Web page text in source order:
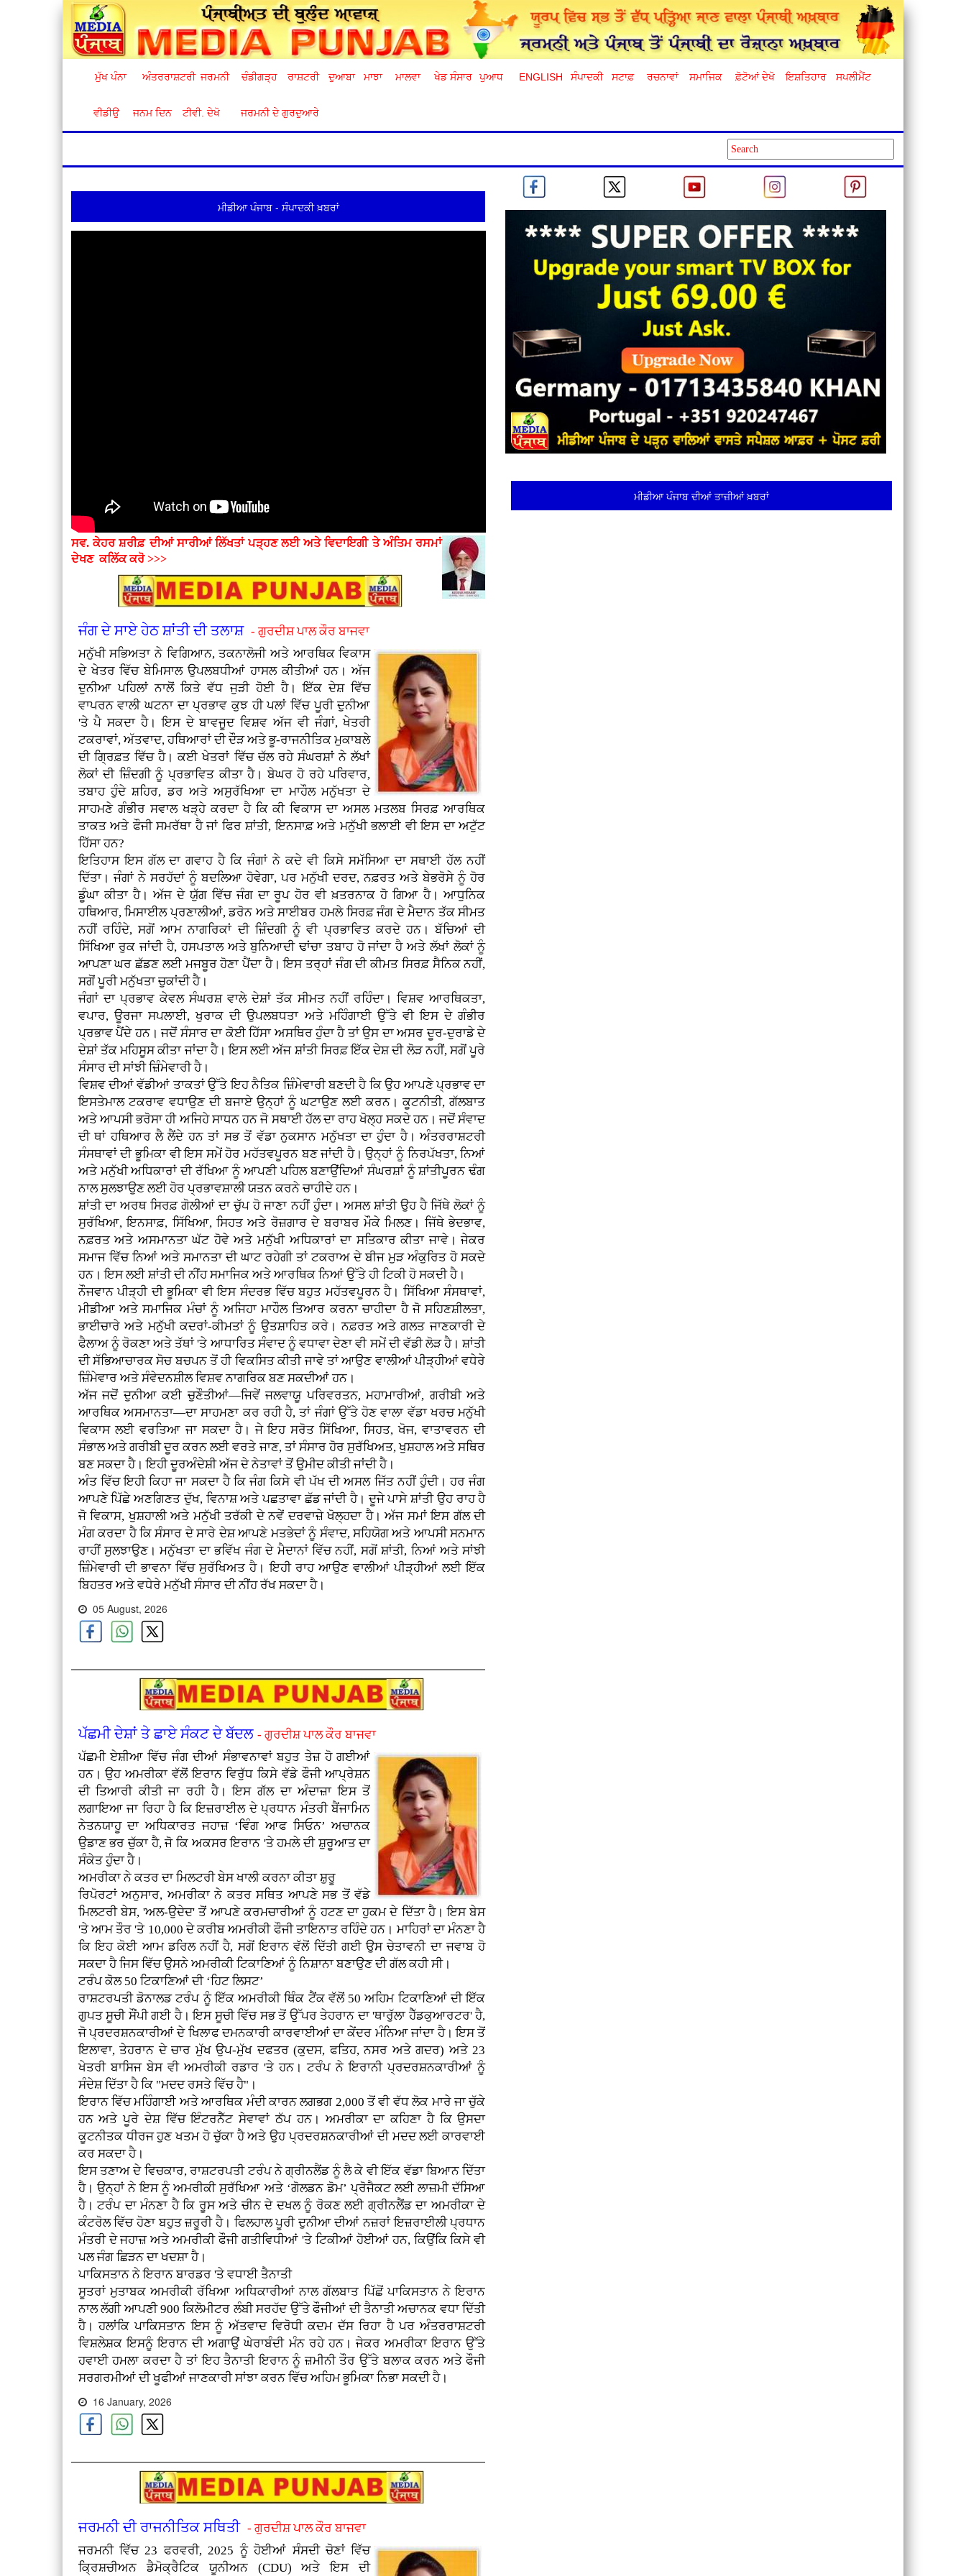
ਮੁੱਖ ਪੰਨਾ ਅੰਤਰਰਾਸ਼ਟਰੀ ਜਰਮਨੀ ਚੰਡੀਗੜ੍ਹ ਰਾਸ਼ਟਰੀ ਦੁਆਬਾ ਮਾਝਾ ਮਾਲਵਾ ਖੇਡ ਸੰਸਾਰ ਪੁਆਧ ENGLISH ਸੰਪਾਦਕੀ ਸਟਾਫ਼ ਰਚਨਾਵਾਂ ਸਮਾਜਿਕ ਫ਼ੋਟੋਆਂ ਦੇਖੋ ਇਸ਼ਤਿਹਾਰ ਸਪਲੀਮੈਂਟ
ਵੀਡੀਉ ਜਨਮ ਦਿਨ ਟੀਵੀ. ਦੇਖੋ ਜਰਮਨੀ ਦੇ ਗੁਰਦੁਆਰੇ
ਮੀਡੀਆ ਪੰਜਾਬ - ਸੰਪਾਦਕੀ ਖ਼ਬਰਾਂ
ਸਵ. ਕੇਹਰ ਸ਼ਰੀਫ਼ ਦੀਆਂ ਸਾਰੀਆਂ ਲਿੱਖਤਾਂ ਪੜ੍ਹਣ ਲਈ ਅਤੇਵਿਦਾਇਗੀ ਤੇ ਅੰਤਿਮ ਰਸਮਾਂ
ਦੇਖਣ ਕਲਿੱਕ ਕਰੋ >>>
ਜੰਗ ਦੇ ਸਾਏ ਹੇਠ ਸ਼ਾਂਤੀ ਦੀ ਤਲਾਸ਼ - ਗੁਰਦੀਸ਼ ਪਾਲ ਕੌਰ ਬਾਜਵਾ
ਮਨੁੱਖੀ ਸਭਿਅਤਾ ਨੇ ਵਿਗਿਆਨ, ਤਕਨਾਲੋਜੀ ਅਤੇ ਆਰਥਿਕ ਵਿਕਾਸ
ਦੇ ਖੇਤਰ ਵਿੱਚ ਬੇਮਿਸਾਲ ਉਪਲਬਧੀਆਂ ਹਾਸਲ ਕੀਤੀਆਂ ਹਨ। ਅੱਜ
ਦੁਨੀਆ ਪਹਿਲਾਂ ਨਾਲੋਂ ਕਿਤੇ ਵੱਧ ਜੁੜੀ ਹੋਈ ਹੈ। ਇੱਕ ਦੇਸ਼ ਵਿੱਚ
ਵਾਪਰਨ ਵਾਲੀ ਘਟਨਾ ਦਾ ਪ੍ਰਭਾਵ ਕੁਝ ਹੀ ਪਲਾਂ ਵਿੱਚ ਪੂਰੀ ਦੁਨੀਆ
'ਤੇ ਪੈ ਸਕਦਾ ਹੈ। ਇਸ ਦੇ ਬਾਵਜੂਦ ਵਿਸ਼ਵ ਅੱਜ ਵੀ ਜੰਗਾਂ, ਖੇਤਰੀ
ਟਕਰਾਵਾਂ, ਅੱਤਵਾਦ, ਹਥਿਆਰਾਂ ਦੀ ਦੌੜ ਅਤੇ ਭੂ-ਰਾਜਨੀਤਿਕ ਮੁਕਾਬਲੇ
ਦੀ ਗ੍ਰਿਫ਼ਤ ਵਿੱਚ ਹੈ। ਕਈ ਖੇਤਰਾਂ ਵਿੱਚ ਚੱਲ ਰਹੇ ਸੰਘਰਸ਼ਾਂ ਨੇ ਲੱਖਾਂ
ਲੋਕਾਂ ਦੀ ਜ਼ਿੰਦਗੀ ਨੂੰ ਪ੍ਰਭਾਵਿਤ ਕੀਤਾ ਹੈ। ਬੇਘਰ ਹੋ ਰਹੇ ਪਰਿਵਾਰ,
ਤਬਾਹ ਹੁੰਦੇ ਸ਼ਹਿਰ, ਡਰ ਅਤੇ ਅਸੁਰੱਖਿਆ ਦਾ ਮਾਹੌਲ ਮਨੁੱਖਤਾ ਦੇ
ਸਾਹਮਣੇ ਗੰਭੀਰ ਸਵਾਲ ਖੜ੍ਹੇ ਕਰਦਾ ਹੈ ਕਿ ਕੀ ਵਿਕਾਸ ਦਾ ਅਸਲ ਮਤਲਬ ਸਿਰਫ਼ ਆਰਥਿਕ
ਤਾਕਤ ਅਤੇ ਫੌਜੀ ਸਮਰੱਥਾ ਹੈ ਜਾਂ ਫਿਰ ਸ਼ਾਂਤੀ, ਇਨਸਾਫ਼ ਅਤੇ ਮਨੁੱਖੀ ਭਲਾਈ ਵੀ ਇਸ ਦਾ ਅਟੁੱਟ
ਹਿੱਸਾ ਹਨ?
ਇਤਿਹਾਸ ਇਸ ਗੱਲ ਦਾ ਗਵਾਹ ਹੈ ਕਿ ਜੰਗਾਂ ਨੇ ਕਦੇ ਵੀ ਕਿਸੇ ਸਮੱਸਿਆ ਦਾ ਸਥਾਈ ਹੱਲ ਨਹੀਂ
ਦਿੱਤਾ। ਜੰਗਾਂ ਨੇ ਸਰਹੱਦਾਂ ਨੂੰ ਬਦਲਿਆ ਹੋਵੇਗਾ, ਪਰ ਮਨੁੱਖੀ ਦਰਦ, ਨਫ਼ਰਤ ਅਤੇ ਬੇਭਰੋਸੇ ਨੂੰ ਹੋਰ
ਡੂੰਘਾ ਕੀਤਾ ਹੈ। ਅੱਜ ਦੇ ਯੁੱਗ ਵਿੱਚ ਜੰਗ ਦਾ ਰੂਪ ਹੋਰ ਵੀ ਖ਼ਤਰਨਾਕ ਹੋ ਗਿਆ ਹੈ। ਆਧੁਨਿਕ
ਹਥਿਆਰ, ਮਿਸਾਈਲ ਪ੍ਰਣਾਲੀਆਂ, ਡਰੋਨ ਅਤੇ ਸਾਈਬਰ ਹਮਲੇ ਸਿਰਫ਼ ਜੰਗ ਦੇ ਮੈਦਾਨ ਤੱਕ ਸੀਮਤ
ਨਹੀਂ ਰਹਿੰਦੇ, ਸਗੋਂ ਆਮ ਨਾਗਰਿਕਾਂ ਦੀ ਜ਼ਿੰਦਗੀ ਨੂੰ ਵੀ ਪ੍ਰਭਾਵਿਤ ਕਰਦੇ ਹਨ। ਬੱਚਿਆਂ ਦੀ
ਸਿੱਖਿਆ ਰੁਕ ਜਾਂਦੀ ਹੈ, ਹਸਪਤਾਲ ਅਤੇ ਬੁਨਿਆਦੀ ਢਾਂਚਾ ਤਬਾਹ ਹੋ ਜਾਂਦਾ ਹੈ ਅਤੇ ਲੱਖਾਂ ਲੋਕਾਂ ਨੂੰ
ਆਪਣਾ ਘਰ ਛੱਡਣ ਲਈ ਮਜਬੂਰ ਹੋਣਾ ਪੈਂਦਾ ਹੈ। ਇਸ ਤਰ੍ਹਾਂ ਜੰਗ ਦੀ ਕੀਮਤ ਸਿਰਫ਼ ਸੈਨਿਕ ਨਹੀਂ,
ਸਗੋਂ ਪੂਰੀ ਮਨੁੱਖਤਾ ਚੁਕਾਂਦੀ ਹੈ।
ਜੰਗਾਂ ਦਾ ਪ੍ਰਭਾਵ ਕੇਵਲ ਸੰਘਰਸ਼ ਵਾਲੇ ਦੇਸ਼ਾਂ ਤੱਕ ਸੀਮਤ ਨਹੀਂ ਰਹਿੰਦਾ। ਵਿਸ਼ਵ ਆਰਥਿਕਤਾ,
ਵਪਾਰ, ਊਰਜਾ ਸਪਲਾਈ, ਖੁਰਾਕ ਦੀ ਉਪਲਬਧਤਾ ਅਤੇ ਮਹਿੰਗਾਈ ਉੱਤੇ ਵੀ ਇਸ ਦੇ ਗੰਭੀਰ
ਪ੍ਰਭਾਵ ਪੈਂਦੇ ਹਨ। ਜਦੋਂ ਸੰਸਾਰ ਦਾ ਕੋਈ ਹਿੱਸਾ ਅਸਥਿਰ ਹੁੰਦਾ ਹੈ ਤਾਂ ਉਸ ਦਾ ਅਸਰ ਦੂਰ-ਦੁਰਾਡੇ ਦੇ
ਦੇਸ਼ਾਂ ਤੱਕ ਮਹਿਸੂਸ ਕੀਤਾ ਜਾਂਦਾ ਹੈ। ਇਸ ਲਈ ਅੱਜ ਸ਼ਾਂਤੀ ਸਿਰਫ਼ ਇੱਕ ਦੇਸ਼ ਦੀ ਲੋੜ ਨਹੀਂ, ਸਗੋਂ ਪੂਰੇ
ਸੰਸਾਰ ਦੀ ਸਾਂਝੀ ਜ਼ਿੰਮੇਵਾਰੀ ਹੈ।
ਵਿਸ਼ਵ ਦੀਆਂ ਵੱਡੀਆਂ ਤਾਕਤਾਂ ਉੱਤੇ ਇਹ ਨੈਤਿਕ ਜ਼ਿੰਮੇਵਾਰੀ ਬਣਦੀ ਹੈ ਕਿ ਉਹ ਆਪਣੇ ਪ੍ਰਭਾਵ ਦਾ
ਇਸਤੇਮਾਲ ਟਕਰਾਵ ਵਧਾਉਣ ਦੀ ਬਜਾਏ ਉਨ੍ਹਾਂ ਨੂੰ ਘਟਾਉਣ ਲਈ ਕਰਨ। ਕੂਟਨੀਤੀ, ਗੱਲਬਾਤ
ਅਤੇ ਆਪਸੀ ਭਰੋਸਾ ਹੀ ਅਜਿਹੇ ਸਾਧਨ ਹਨ ਜੋ ਸਥਾਈ ਹੱਲ ਦਾ ਰਾਹ ਖੋਲ੍ਹ ਸਕਦੇ ਹਨ। ਜਦੋਂ ਸੰਵਾਦ
ਦੀ ਥਾਂ ਹਥਿਆਰ ਲੈ ਲੈਂਦੇ ਹਨ ਤਾਂ ਸਭ ਤੋਂ ਵੱਡਾ ਨੁਕਸਾਨ ਮਨੁੱਖਤਾ ਦਾ ਹੁੰਦਾ ਹੈ। ਅੰਤਰਰਾਸ਼ਟਰੀ
ਸੰਸਥਾਵਾਂ ਦੀ ਭੂਮਿਕਾ ਵੀ ਇਸ ਸਮੇਂ ਹੋਰ ਮਹੱਤਵਪੂਰਨ ਬਣ ਜਾਂਦੀ ਹੈ। ਉਨ੍ਹਾਂ ਨੂੰ ਨਿਰਪੱਖਤਾ, ਨਿਆਂ
ਅਤੇ ਮਨੁੱਖੀ ਅਧਿਕਾਰਾਂ ਦੀ ਰੱਖਿਆ ਨੂੰ ਆਪਣੀ ਪਹਿਲ ਬਣਾਉਂਦਿਆਂ ਸੰਘਰਸ਼ਾਂ ਨੂੰ ਸ਼ਾਂਤੀਪੂਰਨ ਢੰਗ
ਨਾਲ ਸੁਲਝਾਉਣ ਲਈ ਹੋਰ ਪ੍ਰਭਾਵਸ਼ਾਲੀ ਯਤਨ ਕਰਨੇ ਚਾਹੀਦੇ ਹਨ।
ਸ਼ਾਂਤੀ ਦਾ ਅਰਥ ਸਿਰਫ਼ ਗੋਲੀਆਂ ਦਾ ਚੁੱਪ ਹੋ ਜਾਣਾ ਨਹੀਂ ਹੁੰਦਾ। ਅਸਲ ਸ਼ਾਂਤੀ ਉਹ ਹੈ ਜਿੱਥੇ ਲੋਕਾਂ ਨੂੰ
ਸੁਰੱਖਿਆ, ਇਨਸਾਫ਼, ਸਿੱਖਿਆ, ਸਿਹਤ ਅਤੇ ਰੋਜ਼ਗਾਰ ਦੇ ਬਰਾਬਰ ਮੌਕੇ ਮਿਲਣ। ਜਿੱਥੇ ਭੇਦਭਾਵ,
ਨਫ਼ਰਤ ਅਤੇ ਅਸਮਾਨਤਾ ਘੱਟ ਹੋਵੇ ਅਤੇ ਮਨੁੱਖੀ ਅਧਿਕਾਰਾਂ ਦਾ ਸਤਿਕਾਰ ਕੀਤਾ ਜਾਵੇ। ਜੇਕਰ
ਸਮਾਜ ਵਿੱਚ ਨਿਆਂ ਅਤੇ ਸਮਾਨਤਾ ਦੀ ਘਾਟ ਰਹੇਗੀ ਤਾਂ ਟਕਰਾਅ ਦੇ ਬੀਜ ਮੁੜ ਅੰਕੁਰਿਤ ਹੋ ਸਕਦੇ
ਹਨ। ਇਸ ਲਈ ਸ਼ਾਂਤੀ ਦੀ ਨੀਂਹ ਸਮਾਜਿਕ ਅਤੇ ਆਰਥਿਕ ਨਿਆਂ ਉੱਤੇ ਹੀ ਟਿਕੀ ਹੋ ਸਕਦੀ ਹੈ।
ਨੌਜਵਾਨ ਪੀੜ੍ਹੀ ਦੀ ਭੂਮਿਕਾ ਵੀ ਇਸ ਸੰਦਰਭ ਵਿੱਚ ਬਹੁਤ ਮਹੱਤਵਪੂਰਨ ਹੈ। ਸਿੱਖਿਆ ਸੰਸਥਾਵਾਂ,
ਮੀਡੀਆ ਅਤੇ ਸਮਾਜਿਕ ਮੰਚਾਂ ਨੂੰ ਅਜਿਹਾ ਮਾਹੌਲ ਤਿਆਰ ਕਰਨਾ ਚਾਹੀਦਾ ਹੈ ਜੋ ਸਹਿਣਸ਼ੀਲਤਾ,
ਭਾਈਚਾਰੇ ਅਤੇ ਮਨੁੱਖੀ ਕਦਰਾਂ-ਕੀਮਤਾਂ ਨੂੰ ਉਤਸ਼ਾਹਿਤ ਕਰੇ। ਨਫ਼ਰਤ ਅਤੇ ਗਲਤ ਜਾਣਕਾਰੀ ਦੇ
ਫੈਲਾਅ ਨੂੰ ਰੋਕਣਾ ਅਤੇ ਤੱਥਾਂ 'ਤੇ ਆਧਾਰਿਤ ਸੰਵਾਦ ਨੂੰ ਵਧਾਵਾ ਦੇਣਾ ਵੀ ਸਮੇਂ ਦੀ ਵੱਡੀ ਲੋੜ ਹੈ। ਸ਼ਾਂਤੀ
ਦੀ ਸੱਭਿਆਚਾਰਕ ਸੋਚ ਬਚਪਨ ਤੋਂ ਹੀ ਵਿਕਸਿਤ ਕੀਤੀ ਜਾਵੇ ਤਾਂ ਆਉਣ ਵਾਲੀਆਂ ਪੀੜ੍ਹੀਆਂ ਵਧੇਰੇ
ਜ਼ਿੰਮੇਵਾਰ ਅਤੇ ਸੰਵੇਦਨਸ਼ੀਲ ਵਿਸ਼ਵ ਨਾਗਰਿਕ ਬਣ ਸਕਦੀਆਂ ਹਨ।
ਅੱਜ ਜਦੋਂ ਦੁਨੀਆ ਕਈ ਚੁਣੌਤੀਆਂ—ਜਿਵੇਂ ਜਲਵਾਯੂ ਪਰਿਵਰਤਨ, ਮਹਾਮਾਰੀਆਂ, ਗਰੀਬੀ ਅਤੇ
ਆਰਥਿਕ ਅਸਮਾਨਤਾ—ਦਾ ਸਾਹਮਣਾ ਕਰ ਰਹੀ ਹੈ, ਤਾਂ ਜੰਗਾਂ ਉੱਤੇ ਹੋਣ ਵਾਲਾ ਵੱਡਾ ਖਰਚ ਮਨੁੱਖੀ
ਵਿਕਾਸ ਲਈ ਵਰਤਿਆ ਜਾ ਸਕਦਾ ਹੈ। ਜੇ ਇਹ ਸਰੋਤ ਸਿੱਖਿਆ, ਸਿਹਤ, ਖੋਜ, ਵਾਤਾਵਰਨ ਦੀ
ਸੰਭਾਲ ਅਤੇ ਗਰੀਬੀ ਦੂਰ ਕਰਨ ਲਈ ਵਰਤੇ ਜਾਣ, ਤਾਂ ਸੰਸਾਰ ਹੋਰ ਸੁਰੱਖਿਅਤ, ਖੁਸ਼ਹਾਲ ਅਤੇ ਸਥਿਰ
ਬਣ ਸਕਦਾ ਹੈ। ਇਹੀ ਦੂਰਅੰਦੇਸ਼ੀ ਅੱਜ ਦੇ ਨੇਤਾਵਾਂ ਤੋਂ ਉਮੀਦ ਕੀਤੀ ਜਾਂਦੀ ਹੈ।
ਅੰਤ ਵਿੱਚ ਇਹੀ ਕਿਹਾ ਜਾ ਸਕਦਾ ਹੈ ਕਿ ਜੰਗ ਕਿਸੇ ਵੀ ਪੱਖ ਦੀ ਅਸਲ ਜਿੱਤ ਨਹੀਂ ਹੁੰਦੀ। ਹਰ ਜੰਗ
ਆਪਣੇ ਪਿੱਛੇ ਅਣਗਿਣਤ ਦੁੱਖ, ਵਿਨਾਸ਼ ਅਤੇ ਪਛਤਾਵਾ ਛੱਡ ਜਾਂਦੀ ਹੈ। ਦੂਜੇ ਪਾਸੇ ਸ਼ਾਂਤੀ ਉਹ ਰਾਹ ਹੈ
ਜੋ ਵਿਕਾਸ, ਖੁਸ਼ਹਾਲੀ ਅਤੇ ਮਨੁੱਖੀ ਤਰੱਕੀ ਦੇ ਨਵੇਂ ਦਰਵਾਜ਼ੇ ਖੋਲ੍ਹਦਾ ਹੈ। ਅੱਜ ਸਮਾਂ ਇਸ ਗੱਲ ਦੀ
ਮੰਗ ਕਰਦਾ ਹੈ ਕਿ ਸੰਸਾਰ ਦੇ ਸਾਰੇ ਦੇਸ਼ ਆਪਣੇ ਮਤਭੇਦਾਂ ਨੂੰ ਸੰਵਾਦ, ਸਹਿਯੋਗ ਅਤੇ ਆਪਸੀ ਸਨਮਾਨ
ਰਾਹੀਂ ਸੁਲਝਾਉਣ। ਮਨੁੱਖਤਾ ਦਾ ਭਵਿੱਖ ਜੰਗ ਦੇ ਮੈਦਾਨਾਂ ਵਿੱਚ ਨਹੀਂ, ਸਗੋਂ ਸ਼ਾਂਤੀ, ਨਿਆਂ ਅਤੇ ਸਾਂਝੀ
ਜ਼ਿੰਮੇਵਾਰੀ ਦੀ ਭਾਵਨਾ ਵਿੱਚ ਸੁਰੱਖਿਅਤ ਹੈ। ਇਹੀ ਰਾਹ ਆਉਣ ਵਾਲੀਆਂ ਪੀੜ੍ਹੀਆਂ ਲਈ ਇੱਕ
ਬਿਹਤਰ ਅਤੇ ਵਧੇਰੇ ਮਨੁੱਖੀ ਸੰਸਾਰ ਦੀ ਨੀਂਹ ਰੱਖ ਸਕਦਾ ਹੈ।
05 August, 2026
ਪੱਛਮੀ ਦੇਸ਼ਾਂ ਤੇ ਛਾਏ ਸੰਕਟ ਦੇ ਬੱਦਲ - ਗੁਰਦੀਸ਼ ਪਾਲ ਕੌਰ ਬਾਜਵਾ
ਪੱਛਮੀ ਏਸ਼ੀਆ ਵਿੱਚ ਜੰਗ ਦੀਆਂ ਸੰਭਾਵਨਾਵਾਂ ਬਹੁਤ ਤੇਜ਼ ਹੋ ਗਈਆਂ
ਹਨ। ਉਹ ਅਮਰੀਕਾ ਵੱਲੋਂ ਇਰਾਨ ਵਿਰੁੱਧ ਕਿਸੇ ਵੱਡੇ ਫੌਜੀ ਆਪ੍ਰੇਸ਼ਨ
ਦੀ ਤਿਆਰੀ ਕੀਤੀ ਜਾ ਰਹੀ ਹੈ। ਇਸ ਗੱਲ ਦਾ ਅੰਦਾਜ਼ਾ ਇਸ ਤੋਂ
ਲਗਾਇਆ ਜਾ ਰਿਹਾ ਹੈ ਕਿ ਇਜ਼ਰਾਈਲ ਦੇ ਪ੍ਰਧਾਨ ਮੰਤਰੀ ਬੈਂਜਾਮਿਨ
ਨੇਤਨਯਾਹੂ ਦਾ ਅਧਿਕਾਰਤ ਜਹਾਜ਼ ‘ਵਿੰਗ ਆਫ ਸਿਓਨ’ ਅਚਾਨਕ
ਉਡਾਣ ਭਰ ਚੁੱਕਾ ਹੈ, ਜੋ ਕਿ ਅਕਸਰ ਇਰਾਨ 'ਤੇ ਹਮਲੇ ਦੀ ਸ਼ੁਰੂਆਤ ਦਾ
ਸੰਕੇਤ ਹੁੰਦਾ ਹੈ।
ਅਮਰੀਕਾ ਨੇ ਕਤਰ ਦਾ ਮਿਲਟਰੀ ਬੇਸ ਖਾਲੀ ਕਰਨਾ ਕੀਤਾ ਸ਼ੁਰੂ
ਰਿਪੋਰਟਾਂ ਅਨੁਸਾਰ, ਅਮਰੀਕਾ ਨੇ ਕਤਰ ਸਥਿਤ ਆਪਣੇ ਸਭ ਤੋਂ ਵੱਡੇ
ਮਿਲਟਰੀ ਬੇਸ, 'ਅਲ-ਉਦੇਦ' ਤੋਂ ਆਪਣੇ ਕਰਮਚਾਰੀਆਂ ਨੂੰ ਹਟਣ ਦਾ ਹੁਕਮ ਦੇ ਦਿੱਤਾ ਹੈ। ਇਸ ਬੇਸ
'ਤੇ ਆਮ ਤੌਰ 'ਤੇ 10,000 ਦੇ ਕਰੀਬ ਅਮਰੀਕੀ ਫੌਜੀ ਤਾਇਨਾਤ ਰਹਿੰਦੇ ਹਨ। ਮਾਹਿਰਾਂ ਦਾ ਮੰਨਣਾ ਹੈ
ਕਿ ਇਹ ਕੋਈ ਆਮ ਡਰਿਲ ਨਹੀਂ ਹੈ, ਸਗੋਂ ਇਰਾਨ ਵੱਲੋਂ ਦਿੱਤੀ ਗਈ ਉਸ ਚੇਤਾਵਨੀ ਦਾ ਜਵਾਬ ਹੋ
ਸਕਦਾ ਹੈ ਜਿਸ ਵਿੱਚ ਉਸਨੇ ਅਮਰੀਕੀ ਟਿਕਾਣਿਆਂ ਨੂੰ ਨਿਸ਼ਾਨਾ ਬਣਾਉਣ ਦੀ ਗੱਲ ਕਹੀ ਸੀ।
ਟਰੰਪ ਕੋਲ 50 ਟਿਕਾਣਿਆਂ ਦੀ ‘ਹਿਟ ਲਿਸਟ’
ਰਾਸ਼ਟਰਪਤੀ ਡੋਨਾਲਡ ਟਰੰਪ ਨੂੰ ਇੱਕ ਅਮਰੀਕੀ ਥਿੰਕ ਟੈਂਕ ਵੱਲੋਂ 50 ਅਹਿਮ ਟਿਕਾਣਿਆਂ ਦੀ ਇੱਕ
ਗੁਪਤ ਸੂਚੀ ਸੌਂਪੀ ਗਈ ਹੈ। ਇਸ ਸੂਚੀ ਵਿੱਚ ਸਭ ਤੋਂ ਉੱਪਰ ਤੇਹਰਾਨ ਦਾ 'ਥਾਰੁੱਲਾ ਹੈੱਡਕੁਆਰਟਰ' ਹੈ,
ਜੋ ਪ੍ਰਦਰਸ਼ਨਕਾਰੀਆਂ ਦੇ ਖਿਲਾਫ ਦਮਨਕਾਰੀ ਕਾਰਵਾਈਆਂ ਦਾ ਕੇਂਦਰ ਮੰਨਿਆ ਜਾਂਦਾ ਹੈ। ਇਸ ਤੋਂ
ਇਲਾਵਾ, ਤੇਹਰਾਨ ਦੇ ਚਾਰ ਮੁੱਖ ਉਪ-ਮੁੱਖ ਦਫਤਰ (ਕੁਦਸ, ਫਤਿਹ, ਨਸਰ ਅਤੇ ਗਦਰ) ਅਤੇ 23
ਖੇਤਰੀ ਬਾਸਿਜ ਬੇਸ ਵੀ ਅਮਰੀਕੀ ਰਡਾਰ 'ਤੇ ਹਨ। ਟਰੰਪ ਨੇ ਇਰਾਨੀ ਪ੍ਰਦਰਸ਼ਨਕਾਰੀਆਂ ਨੂੰ
ਸੰਦੇਸ਼ ਦਿੱਤਾ ਹੈ ਕਿ "ਮਦਦ ਰਸਤੇ ਵਿੱਚ ਹੈ"।
ਇਰਾਨ ਵਿੱਚ ਮਹਿੰਗਾਈ ਅਤੇ ਆਰਥਿਕ ਮੰਦੀ ਕਾਰਨ ਲਗਭਗ 2,000 ਤੋਂ ਵੀ ਵੱਧ ਲੋਕ ਮਾਰੇ ਜਾ ਚੁੱਕੇ
ਹਨ ਅਤੇ ਪੂਰੇ ਦੇਸ਼ ਵਿੱਚ ਇੰਟਰਨੈੱਟ ਸੇਵਾਵਾਂ ਠੱਪ ਹਨ। ਅਮਰੀਕਾ ਦਾ ਕਹਿਣਾ ਹੈ ਕਿ ਉਸਦਾ
ਕੂਟਨੀਤਕ ਧੀਰਜ ਹੁਣ ਖਤਮ ਹੋ ਚੁੱਕਾ ਹੈ ਅਤੇ ਉਹ ਪ੍ਰਦਰਸ਼ਨਕਾਰੀਆਂ ਦੀ ਮਦਦ ਲਈ ਕਾਰਵਾਈ
ਕਰ ਸਕਦਾ ਹੈ।
ਇਸ ਤਣਾਅ ਦੇ ਵਿਚਕਾਰ, ਰਾਸ਼ਟਰਪਤੀ ਟਰੰਪ ਨੇ ਗ੍ਰੀਨਲੈਂਡ ਨੂੰ ਲੈ ਕੇ ਵੀ ਇੱਕ ਵੱਡਾ ਬਿਆਨ ਦਿੱਤਾ
ਹੈ। ਉਨ੍ਹਾਂ ਨੇ ਇਸ ਨੂੰ ਅਮਰੀਕੀ ਸੁਰੱਖਿਆ ਅਤੇ ‘ਗੋਲਡਨ ਡੋਮ’ ਪ੍ਰੋਜੈਕਟ ਲਈ ਲਾਜ਼ਮੀ ਦੱਸਿਆ
ਹੈ। ਟਰੰਪ ਦਾ ਮੰਨਣਾ ਹੈ ਕਿ ਰੂਸ ਅਤੇ ਚੀਨ ਦੇ ਦਖਲ ਨੂੰ ਰੋਕਣ ਲਈ ਗ੍ਰੀਨਲੈਂਡ ਦਾ ਅਮਰੀਕਾ ਦੇ
ਕੰਟਰੋਲ ਵਿੱਚ ਹੋਣਾ ਬਹੁਤ ਜ਼ਰੂਰੀ ਹੈ। ਫਿਲਹਾਲ ਪੂਰੀ ਦੁਨੀਆ ਦੀਆਂ ਨਜ਼ਰਾਂ ਇਜ਼ਰਾਈਲੀ ਪ੍ਰਧਾਨ
ਮੰਤਰੀ ਦੇ ਜਹਾਜ਼ ਅਤੇ ਅਮਰੀਕੀ ਫੌਜੀ ਗਤੀਵਿਧੀਆਂ 'ਤੇ ਟਿਕੀਆਂ ਹੋਈਆਂ ਹਨ, ਕਿਉਂਕਿ ਕਿਸੇ ਵੀ
ਪਲ ਜੰਗ ਛਿੜਨ ਦਾ ਖਦਸ਼ਾ ਹੈ।
ਪਾਕਿਸਤਾਨ ਨੇ ਇਰਾਨ ਬਾਰਡਰ 'ਤੇ ਵਧਾਈ ਤੈਨਾਤੀ
ਸੂਤਰਾਂ ਮੁਤਾਬਕ ਅਮਰੀਕੀ ਰੱਖਿਆ ਅਧਿਕਾਰੀਆਂ ਨਾਲ ਗੱਲਬਾਤ ਪਿੱਛੋਂ ਪਾਕਿਸਤਾਨ ਨੇ ਇਰਾਨ
ਨਾਲ ਲੱਗੀ ਆਪਣੀ 900 ਕਿਲੋਮੀਟਰ ਲੰਬੀ ਸਰਹੱਦ ਉੱਤੇ ਫੌਜੀਆਂ ਦੀ ਤੈਨਾਤੀ ਅਚਾਨਕ ਵਧਾ ਦਿੱਤੀ
ਹੈ। ਹਲਾਂਕਿ ਪਾਕਿਸਤਾਨ ਇਸ ਨੂੰ ਅੱਤਵਾਦ ਵਿਰੋਧੀ ਕਦਮ ਦੱਸ ਰਿਹਾ ਹੈ ਪਰ ਅੰਤਰਰਾਸ਼ਟਰੀ
ਵਿਸ਼ਲੇਸ਼ਕ ਇਸਨੂੰ ਇਰਾਨ ਦੀ ਅਗਾਉਂ ਘੇਰਾਬੰਦੀ ਮੰਨ ਰਹੇ ਹਨ। ਜੇਕਰ ਅਮਰੀਕਾ ਇਰਾਨ ਉੱਤੇ
ਹਵਾਈ ਹਮਲਾ ਕਰਦਾ ਹੈ ਤਾਂ ਇਹ ਤੈਨਾਤੀ ਇਰਾਨ ਨੂੰ ਜ਼ਮੀਨੀ ਤੌਰ ਉੱਤੇ ਬਲਾਕ ਕਰਨ ਅਤੇ ਫੌਜੀ
ਸਰਗਰਮੀਆਂ ਦੀ ਖੂਫੀਆਂ ਜਾਣਕਾਰੀ ਸਾਂਝਾ ਕਰਨ ਵਿੱਚ ਅਹਿਮ ਭੂਮਿਕਾ ਨਿਭਾ ਸਕਦੀ ਹੈ।
16 January, 2026
ਜਰਮਨੀ ਦੀ ਰਾਜਨੀਤਿਕ ਸਥਿਤੀ - ਗੁਰਦੀਸ਼ ਪਾਲ ਕੌਰ ਬਾਜਵਾ
ਜਰਮਨੀ ਵਿੱਚ 23 ਫਰਵਰੀ, 2025 ਨੂੰ ਹੋਈਆਂ ਸੰਸਦੀ ਚੋਣਾਂ ਵਿੱਚ
ਕ੍ਰਿਸ਼ਚੀਅਨ ਡੈਮੋਕ੍ਰੈਟਿਕ ਯੂਨੀਅਨ (CDU) ਅਤੇ ਇਸ ਦੀ
ਮੀਡੀਆ ਪੰਜਾਬ ਦੀਆਂ ਤਾਜ਼ੀਆਂ ਖ਼ਬਰਾਂ